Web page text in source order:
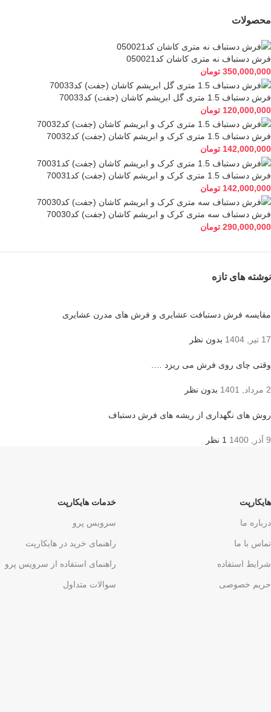
محصولات
فرش دستباف نه متری کاشان کد050021
350,000,000 تومان
فرش دستباف 1.5 متری گل ابریشم کاشان (جفت) کد70033
120,000,000 تومان
فرش دستباف 1.5 متری کرک و ابریشم کاشان (جفت) کد70032
142,000,000 تومان
فرش دستباف 1.5 متری کرک و ابریشم کاشان (جفت) کد70031
142,000,000 تومان
فرش دستباف سه متری کرک و ابریشم کاشان (جفت) کد70030
290,000,000 تومان
نوشته های تازه
مقایسه فرش دستبافت عشایری و فرش های مدرن عشایری
17 تیر, 1404 بدون نظر
وقتی چای روی فرش می ریزد ….
2 مرداد, 1401 بدون نظر
روش های نگهداری از ریشه های فرش دستباف
9 آذر, 1400 1 نظر
هایکارپت
درباره ما
تماس با ما
شرایط استفاده
حریم خصوصی
خدمات هایکارپت
سرویس پرو
راهنمای خرید در هایکارپت
راهنمای استفاده از سرویس پرو
سوالات متداول